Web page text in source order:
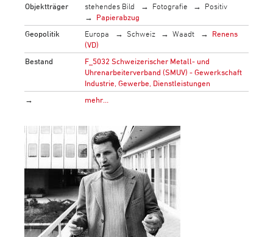
Objektträger
stehendes Bild Fotografie
Positiv
Papierabzug
Geopolitik
Europa Schweiz Waadt
Renens
(VD)
Bestand
F_5032 Schweizerischer Metall- und
Uhrenarbeiterverband (SMUV) - Gewerkschaft
Industrie, Gewerbe, Dienstleistungen
→
mehr…